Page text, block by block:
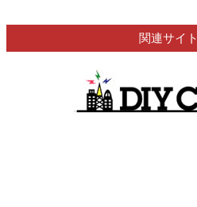
関連サイト